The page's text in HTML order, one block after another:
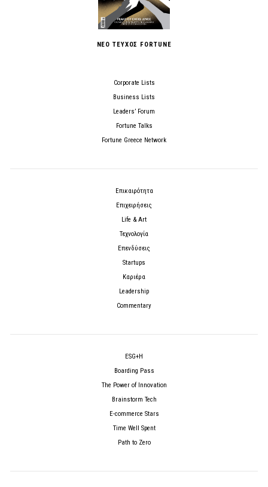
ΝΕΟ ΤΕΥΧΟΣ FORTUNE
Corporate Lists
Business Lists
Leaders’ Forum
Fortune Talks
Fortune Greece Network
Επικαιρότητα
Επιχειρήσεις
Life & Art
Τεχνολογία
Επενδύσεις
Startups
Καριέρα
Leadership
Commentary
ESG+H
Boarding Pass
The Power of Innovation
Brainstorm Tech
E-commerce Stars
Time Well Spent
Path to Zero